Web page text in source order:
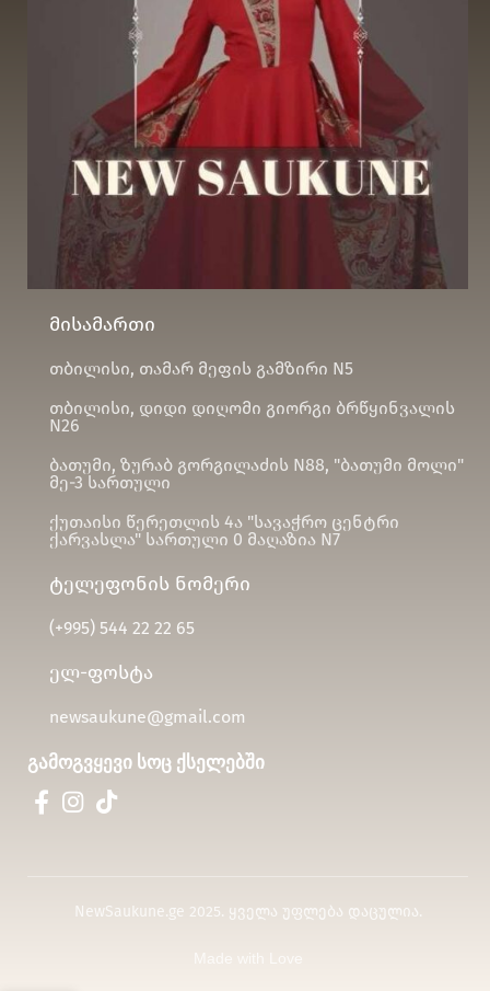
მისამართი
თბილისი, თამარ მეფის გამზირი N5
თბილისი, დიდი დიღომი გიორგი ბრწყინვალის
N26
ბათუმი, ზურაბ გორგილაძის N88, "ბათუმი მოლი"
მე-3 სართული
ქუთაისი წერეთლის 4ა "სავაჭრო ცენტრი
ქარვასლა" სართული 0 მაღაზია N7
ტელეფონის ნომერი
(+995)544 22 22 65
ელ-ფოსტა
newsaukune@gmail.com
გამოგვყევი სოც ქსელებში
NewSaukune.ge 2025. ყველა უფლება დაცულია.
Made with Love